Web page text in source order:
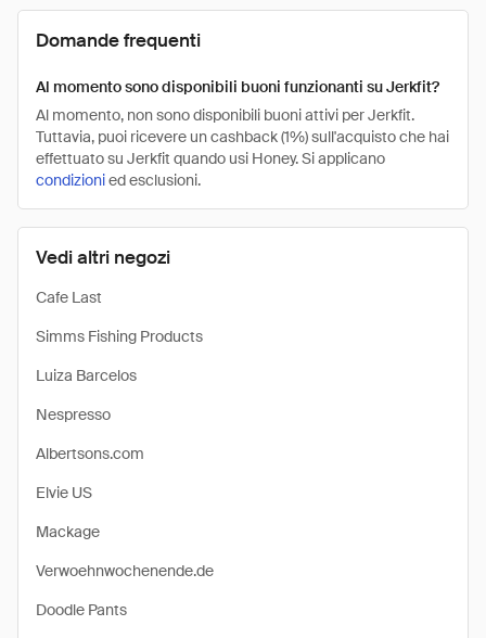
Vedi altri negozi
Cafe Last
Simms Fishing Products
Luiza Barcelos
Nespresso
Albertsons.com
Elvie US
Mackage
Verwoehnwochenende.de
Doodle Pants
Domande frequenti
Al momento sono disponibili buoni funzionanti su Jerkfit?
Al momento, non sono disponibili buoni attivi per Jerkfit.
Tuttavia, puoi ricevere un cashback (1%) sull'acquisto che hai
effettuato su Jerkfit quando usi Honey. Si applicano
condizionied esclusioni.